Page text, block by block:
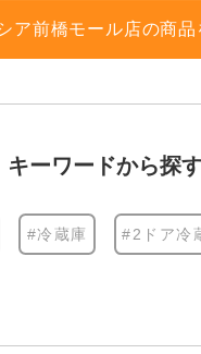
ア前橋モール店の商品
キーワードから探
#冷蔵庫 #2ドア冷